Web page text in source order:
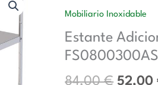
Mobiliario Inoxidable
Estante
FS0800300AS
84,00€
precio
era:
84,00
52,00
Inoxidable
Para